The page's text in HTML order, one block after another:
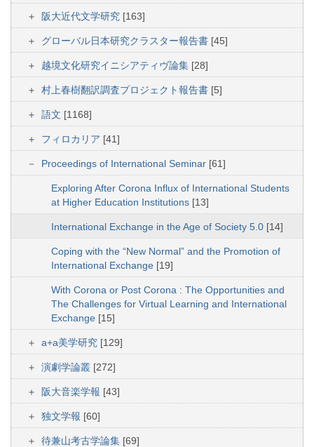
阪大近代文学研究 [163]
グローバル日本研究クラスター報告書 [45]
越境文化研究イニシアティヴ論集 [28]
村上春樹翻訳調査プロジェクト報告書 [5]
語文 [1168]
フィロカリア [41]
Proceedings of International Seminar [61]
Exploring After Corona Influx of International Students
at Higher Education Institutions [13]
International Exchange in the Age of Society 5.0 [14]
Coping with the “New Normal” and the Promotion of
International Exchange [19]
With Corona or Post Corona : The Opportunities and
The Challenges for Virtual Learning and International
Exchange [15]
a+a美学研究 [129]
演劇学論叢 [272]
阪大音楽学報 [43]
独文学報 [60]
待兼山考古学論集 [69]